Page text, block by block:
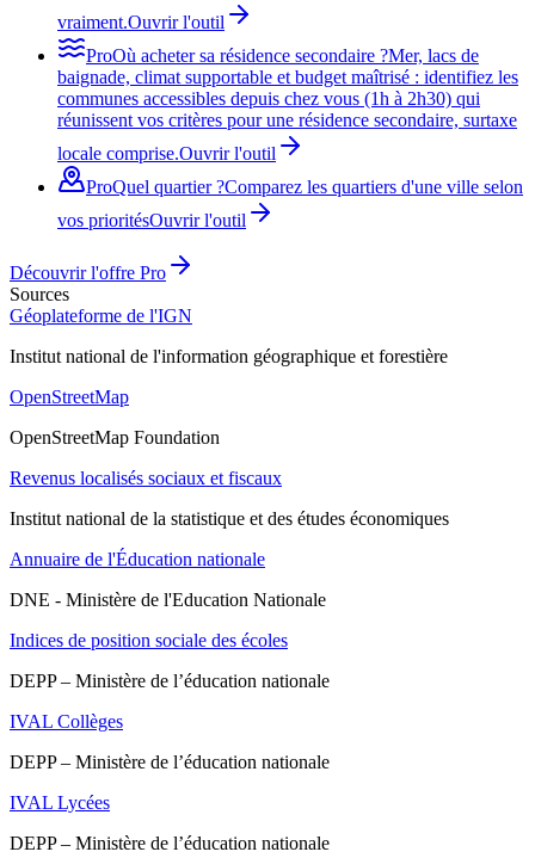
vraiment.Ouvrir l'outil
ProOù acheter sa résidence secondaire ?Mer, lacs de
baignade, climat supportable et budget maîtrisé : identifiez les
communes accessibles depuis chez vous (1h à 2h30) qui
réunissent vos critères pour une résidence secondaire, surtaxe
locale comprise.Ouvrir l'outil
ProQuel quartier ?Comparez les quartiers d'une ville selon
vos prioritésOuvrir l'outil
Découvrir l'offre Pro
Sources
Géoplateforme de l'IGN
Institut national de l'information géographique et forestière
OpenStreetMap
OpenStreetMap Foundation
Revenus localisés sociaux et fiscaux
Institut national de la statistique et des études économiques
Annuaire de l'Éducation nationale
DNE - Ministère de l'Education Nationale
Indices de position sociale des écoles
DEPP – Ministère de l’éducation nationale
IVAL Collèges
DEPP – Ministère de l’éducation nationale
IVAL Lycées
DEPP – Ministère de l’éducation nationale